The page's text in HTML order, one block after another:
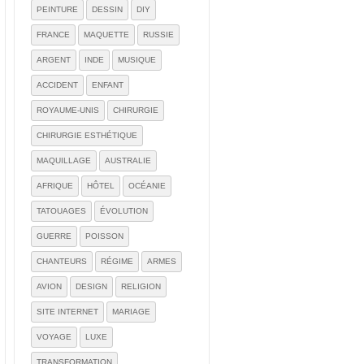
PEINTURE DESSIN DIY
FRANCE MAQUETTE RUSSIE
ARGENT INDE MUSIQUE
ACCIDENT ENFANT
ROYAUME-UNIS CHIRURGIE
CHIRURGIE ESTHÉTIQUE
MAQUILLAGE AUSTRALIE
AFRIQUE HÔTEL OCÉANIE
TATOUAGES ÉVOLUTION
GUERRE POISSON
CHANTEURS RÉGIME ARMES
AVION DESIGN RELIGION
SITE INTERNET MARIAGE
VOYAGE LUXE
TRANSFORMATION